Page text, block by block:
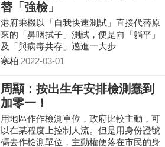
替「強檢」
港府乘機以「自我快速測試」直接代替原
來的「鼻咽拭子」測試，便是向「躺平」
及「與病毒共存」邁進一大步
寒柏 2022-03-01
周顯：按出生年安排檢測蠢到
加零一！
用地區作作檢測單位，政府比較主動，可
以在某程度上控制人流。但是用身份證號
碼去作檢測單位，主動權便落在市民的身